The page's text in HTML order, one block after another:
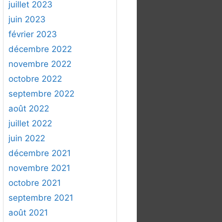
juillet 2023
juin 2023
février 2023
décembre 2022
novembre 2022
octobre 2022
septembre 2022
août 2022
juillet 2022
juin 2022
décembre 2021
novembre 2021
octobre 2021
septembre 2021
août 2021